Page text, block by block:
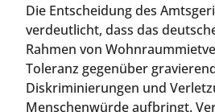
Die Entscheidung des
verdeutlicht, dass das
Rahmen von
Toleranz gegenüber
Diskriminierungen und
Menschenwürde aufbringt.